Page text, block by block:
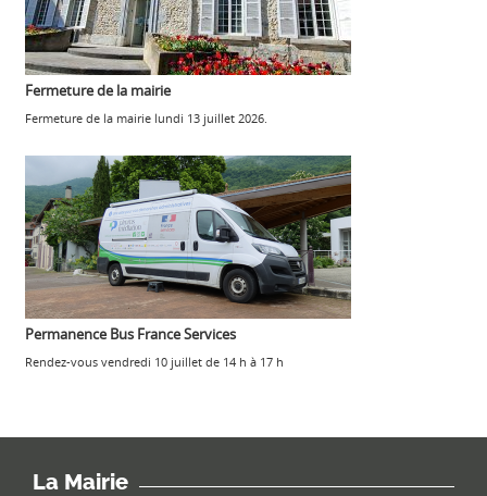
Fermeture de la mairie
Fermeture de la mairie lundi 13 juillet 2026.
Permanence Bus France Services
Rendez-vous vendredi 10 juillet de 14 h à 17 h
La Mairie